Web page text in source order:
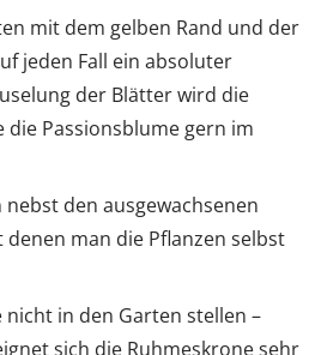
mit dem gelben Rand und der
jeden Fall ein absoluter
der Blätter wird die
die Passionsblume gern im
den ausgewachsenen
man die Pflanzen selbst
in den Garten stellen –
sich die Ruhmeskrone sehr